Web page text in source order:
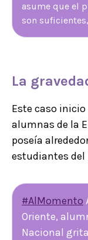
asume que el
son
La
Este caso
alumnas de la
poseía
estudiantes del
#AlMomento
Oriente,
Nacional